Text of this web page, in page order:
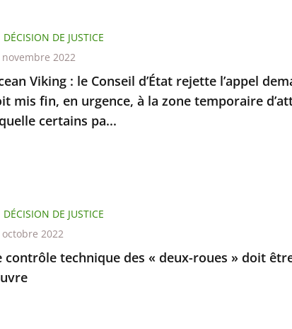
Viking : le Conseil d’État rejette l’appel
mis fin, en urgence, à la zone temporaire
certains pa...
DÉCISION DE JUSTICE
novembre 2022
contrôle technique des « deux-roues » doit
DÉCISION DE JUSTICE
octobre 2022